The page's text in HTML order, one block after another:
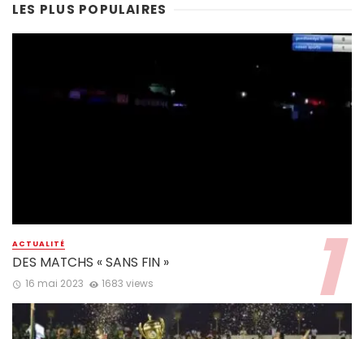
LES PLUS POPULAIRES
ACTUALITÉ
DES MATCHS « SANS FIN »
16 mai 2023 1683 views